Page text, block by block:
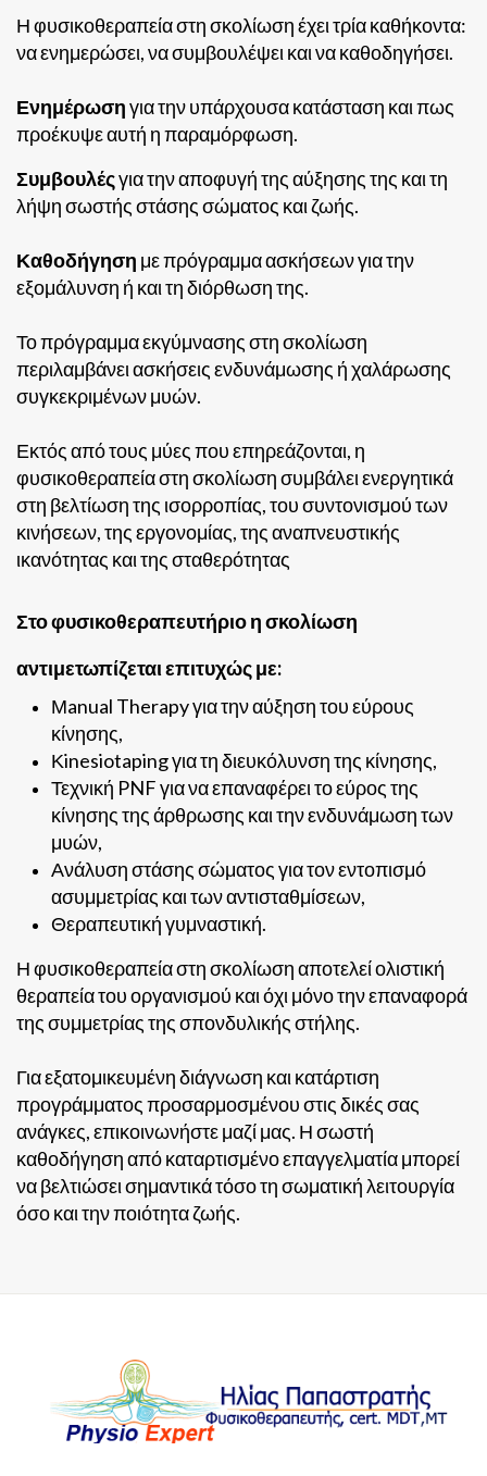
Η φυσικοθεραπεία στη σκολίωση έχει τρία καθήκοντα:
να ενημερώσει, να συμβουλέψει και να καθοδηγήσει.
Ενημέρωσηγια την υπάρχουσα κατάσταση και πως
προέκυψε αυτή η παραμόρφωση.
Συμβουλέςγια την αποφυγή της αύξησης της και τη
λήψη σωστής στάσης σώματος και ζωής.
Καθοδήγηση με πρόγραμμα ασκήσεων για την
εξομάλυνση ή και τη διόρθωση της.
Το πρόγραμμα εκγύμνασης στη σκολίωση
περιλαμβάνει ασκήσεις ενδυνάμωσης ή χαλάρωσης
συγκεκριμένων μυών.
Εκτός από τους μύες που επηρεάζονται, η
φυσικοθεραπεία στη σκολίωση συμβάλει ενεργητικά
στη βελτίωση της ισορροπίας, του συντονισμού των
κινήσεων, της εργονομίας, της αναπνευστικής
ικανότητας και της σταθερότητας
Στο φυσικοθεραπευτήριο η σκολίωση
αντιμετωπίζεται επιτυχώς με:
Μanual Therapyγια την αύξηση του εύρους
κίνησης,
Κinesiotapingγια τη διευκόλυνση της κίνησης,
Τεχνική PNF για να επαναφέρει το εύρος της
κίνησης της άρθρωσης και την ενδυνάμωση των
μυών,
Ανάλυση στάσης σώματοςγια τον εντοπισμό
ασυμμετρίας και των αντισταθμίσεων,
Θεραπευτική γυμναστική.
Η φυσικοθεραπεία στη σκολίωση αποτελεί ολιστική
θεραπεία του οργανισμού και όχι μόνο την επαναφορά
της συμμετρίας της σπονδυλικής στήλης.
Για εξατομικευμένη διάγνωση και κατάρτιση
προγράμματος προσαρμοσμένου στις δικές σας
ανάγκες, επικοινωνήστε μαζί μας. Η σωστή
καθοδήγηση από καταρτισμένο επαγγελματία μπορεί
να βελτιώσει σημαντικά τόσο τη σωματική λειτουργία
όσο και την ποιότητα ζωής.